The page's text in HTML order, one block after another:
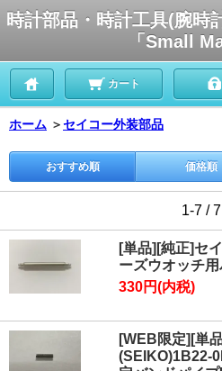
時計部品・時計工具(腕時
「Small
カート
ホーム ＞セイコー外装部品
おすすめ順 価格順
1-7 / 7
[単品][純正]セ
ーズウオッチ
330円(内税)
[WEB限定][単
(SEIKO)1B22-